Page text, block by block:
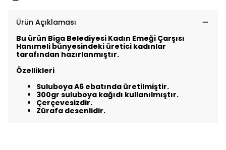
Ürün Açıklaması
Bu ürün Biga Belediyesi Kadın Emeği Çarşısı
Hanımeli bünyesindeki üretici kadınlar
tarafından hazırlanmıştır.
Özellikleri
Suluboya A6 ebatında üretilmiştir.
300gr suluboya kağıdı kullanılmıştır.
Çerçevesizdir.
Zürafa desenlidir.